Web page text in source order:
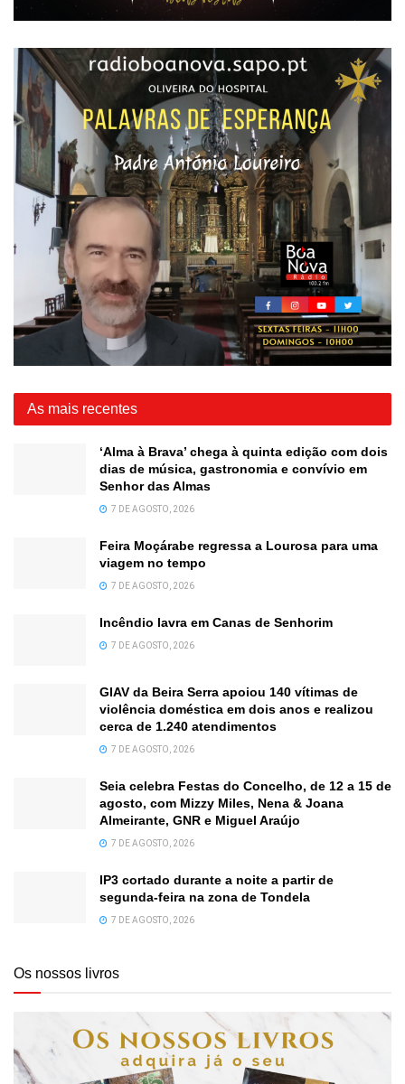
As mais recentes
‘Alma à Brava’ chega à quinta edição com dois
dias de música, gastronomia e convívio em
Senhor das Almas
7 DE AGOSTO, 2026
Feira Moçárabe regressa a Lourosa para uma
viagem no tempo
7 DE AGOSTO, 2026
Incêndio lavra em Canas de Senhorim
7 DE AGOSTO, 2026
GIAV da Beira Serra apoiou 140 vítimas de
violência doméstica em dois anos e realizou
cerca de 1.240 atendimentos
7 DE AGOSTO, 2026
Seia celebra Festas do Concelho, de 12 a 15 de
agosto, com Mizzy Miles, Nena & Joana
Almeirante, GNR e Miguel Araújo
7 DE AGOSTO, 2026
IP3 cortado durante a noite a partir de
segunda-feira na zona de Tondela
7 DE AGOSTO, 2026
Os nossos livros